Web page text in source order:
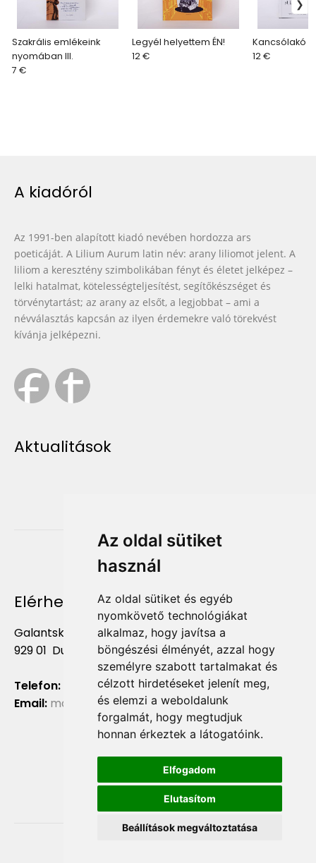
Az oldal sütiket
használ
Az oldal sütiket és egyéb
nyomkövető technológiákat
alkalmaz, hogy javítsa a
böngészési élményét, azzal hogy
személyre szabott tartalmakat és
célzott hirdetéseket jelenít meg,
és elemzi a weboldalunk
forgalmát, hogy megtudjuk
honnan érkeztek a látogatóink.
Elfogadom
Elutasítom
Beállítások megváltoztatása
Szakrális emlékeink
nyomában III.
7 €
Legyél helyettem ÉN!
12 €
Kancsólakó
12 €
A kiadóról
Az 1991-ben alapított kiadó nevében hordozza ars
poeticáját. A Lilium Aurum latin név: arany liliomot jelent. A
liliom a keresztény szimbolikában fényt és életet jelképez –
lelki hatalmat, kötelességteljesítést, segítőkészséget és
törvénytartást; az arany az elsőt, a legjobbat – ami a
névválasztás kapcsán az ilyen érdemekre való törekvést
kívánja jelképezni.
Aktualitások
Elérhetőség
Galantská cesta 658/2F
929 01 Dunajská Streda
Telefon:
+421 903 724 781
Email: marketing@liliumaurum.sk